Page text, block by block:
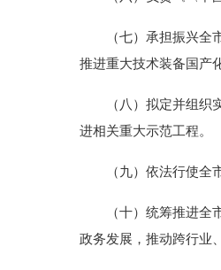
（七）承担振兴全市
推进重大技术装备国产
（八）拟定并组织实
进相关重大示范工程。
（九）依法行使全市
（十）统筹推进全市
政务发展，推动跨行业